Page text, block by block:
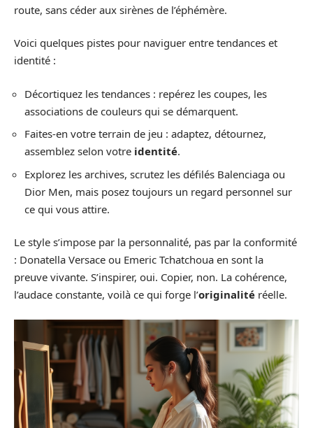
route, sans céder aux sirènes de l’éphémère.
Voici quelques pistes pour naviguer entre tendances et
identité :
Décortiquez les tendances : repérez les coupes, les
associations de couleurs qui se démarquent.
Faites-en votre terrain de jeu : adaptez, détournez,
assemblez selon votre identité.
Explorez les archives, scrutez les défilés Balenciaga ou
Dior Men, mais posez toujours un regard personnel sur
ce qui vous attire.
Le style s’impose par la personnalité, pas par la conformité
: Donatella Versace ou Emeric Tchatchoua en sont la
preuve vivante. S’inspirer, oui. Copier, non. La cohérence,
l’audace constante, voilà ce qui forge l’originalité réelle.